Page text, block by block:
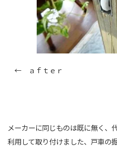
← ａｆｔｅｒ
メーカーに同じものは既に無く、
利用して取り付けました、戸車の